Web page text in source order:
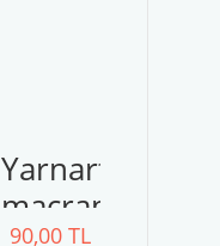
Yarnart
macrame
90,00 TL